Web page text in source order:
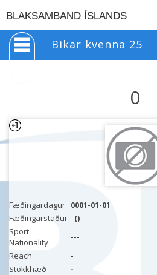
BLAKSAMBAND ÍSLANDS
Bikar kvenna 25
0
Fæðingardagur 0001-01-01
Fæðingarstaður
()
Sport
Nationality
---
Reach
-
Stökkhæð
-